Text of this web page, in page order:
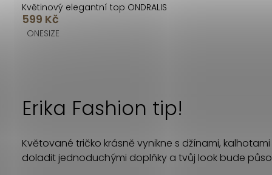
Květinový elegantní top ONDRALIS
599 Kč
ONESIZE
l
á
d
Erika Fashion tip!
Květované tričko krásně vynikne s džínami,
doladit jednoduchými doplňky a tvůj look bude